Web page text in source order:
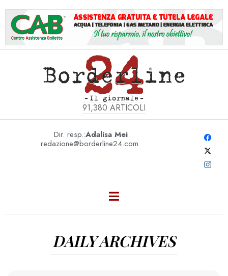
91,380 ARTICOLI
Dir. resp.:Adalisa Mei
redazione@borderline24.com
DAILY ARCHIVES